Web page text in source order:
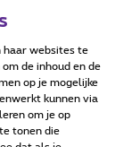
statement
haar websites te
de inhoud en de
op je mogelijke
kunnen via
om je op
tonen die